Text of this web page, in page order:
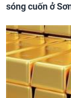
sóng cuốn ở